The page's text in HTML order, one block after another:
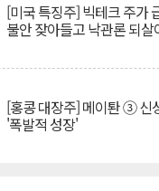
[미국 특징주] 빅테크 주가
불안 잦아들고 낙관론 되살
[홍콩 대장주] 메이퇀 ③ 신
'폭발적 성장'